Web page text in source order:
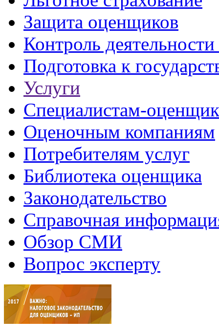
Защита оценщиков
Контроль
Подготовка к
Услуги
Специалистам-
Оценочным компаниям
Потребителям услуг
Библиотека оценщика
Законодательство
Справочная
Обзор СМИ
Вопрос эксперту